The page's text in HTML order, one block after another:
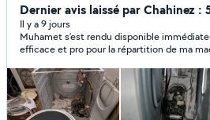
Dernier avis laissé par Chahinez :
Il y a 9 jours
Muhamet s’est rendu disponible
efficace et pro pour la répartition de ma